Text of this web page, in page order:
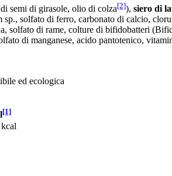
semi di girasole, olio di colza[2]), siero di
solfato di ferro, carbonato di calcio,
solfato di rame, colture di bifidobatteri
di manganese, acido pantotenico,
ed ecologica
[1]